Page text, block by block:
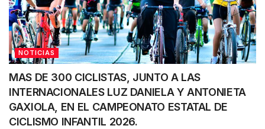
NOTICIAS
MAS DE 300 CICLISTAS, JUNTO A LAS
INTERNACIONALES LUZ DANIELA Y ANTONIETA
GAXIOLA, EN EL CAMPEONATO ESTATAL DE
CICLISMO INFANTIL 2026.